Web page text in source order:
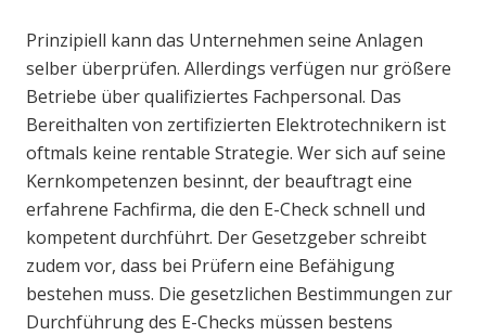
Prinzipiell kann das Unternehmen seine Anlagen
selber überprüfen. Allerdings verfügen nur größere
Betriebe über qualifiziertes Fachpersonal. Das
Bereithalten von zertifizierten Elektrotechnikern ist
oftmals keine rentable Strategie. Wer sich auf seine
Kernkompetenzen besinnt, der beauftragt eine
erfahrene Fachfirma, die den E-Check schnell und
kompetent durchführt. Der Gesetzgeber schreibt
zudem vor, dass bei Prüfern eine Befähigung
bestehen muss. Die gesetzlichen Bestimmungen zur
Durchführung des E-Checks müssen bestens